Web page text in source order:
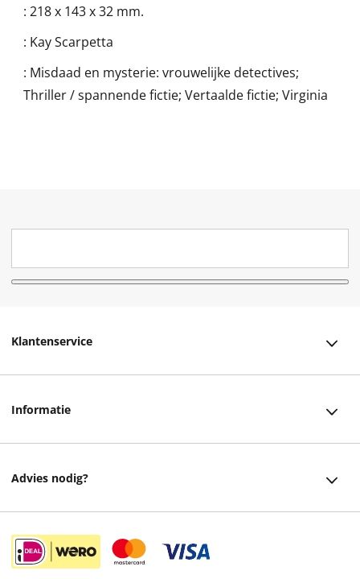
: 218 x 143 x 32 mm.
: Kay Scarpetta
: Misdaad en mysterie: vrouwelijke detectives;
Thriller / spannende fictie; Vertaalde fictie; Virginia
Klantenservice
Retourneren
Informatie
Cadeaukaart
Advies nodig?
Instagram